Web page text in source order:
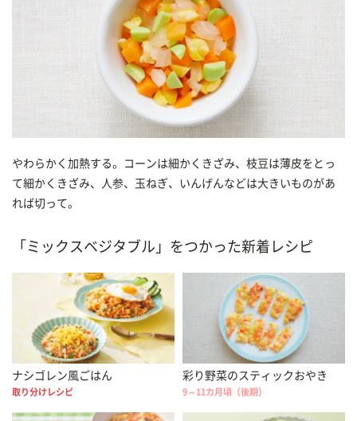
やわらかく加熱する。コーンは細かくきざみ、枝豆は薄皮をとっ
て細かくきざみ、人参、玉ねぎ、いんげんなどは大きいものがあ
れば切って。
「ミックスベジタブル」をつかった新着レシピ
ナシゴレン風ごはん
取り分けレシピ
彩り野菜のスティックおやき
9～11カ月頃（後期）